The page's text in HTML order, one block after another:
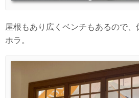
屋根もあり広くベンチもあるので、
ホラ。